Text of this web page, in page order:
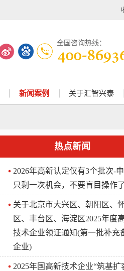
全国咨询热线：
新闻案例 关于汇智兴泰
热点新闻
2026年高新认定仅有3个批次-
只剩一次机会，不要盲目操作了
关于北京市大兴区、朝阳区、
区、丰台区、海淀区2025年度
技术企业领证通知(第一批补充
企业)
2025年国高新技术企业“筑基扩